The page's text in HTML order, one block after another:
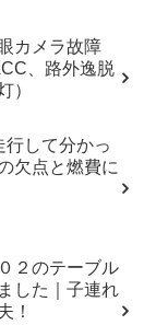
カメラ故障
、路外逸脱
）
行して分かっ
欠点と燃費に
２のテーブル
した｜子連れ
！